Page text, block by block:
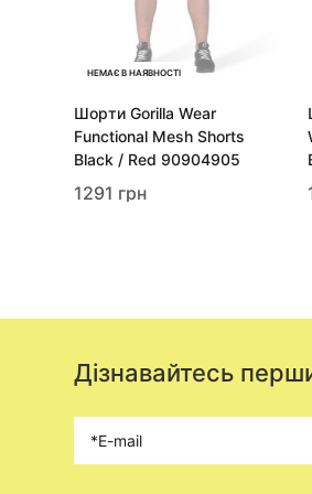
НЕМАЄ В НАЯВНОСТІ
Шорти Gorilla Wear
Functional Mesh Shorts
Black / Red 90904905
1291 грн
Дізнавайтесь